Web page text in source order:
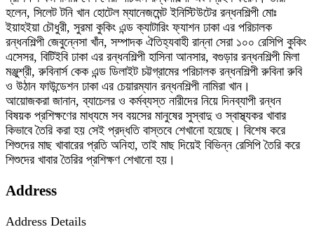
হলেন, সিলেট টনি খান হোটেল ম্যানেজমেন্ট ইনিস্টিউটের রন্ধনশিল্পী মোঃ
ইয়াহইয়া চৌধুরী, সুরমা কুকিং এন্ড ক্যাটারিং ফ্যাশন ঢাকা এর পরিচালক
রন্ধনশিল্পী জেবুন্নেসা খাঁন, সম্পাদক ঐতিহ্যবাহী রান্না সেরা ১০০ রেসিপি কুকিং
এসেসর, বিটিইবি ঢাকা এর রন্ধনশিল্পী হাসিনা আনসার, বগুড়ার রন্ধনশিল্পী মিলা
মঞ্জুশ্রী, রুবিনার্স কেক এন্ড ডিলাইট চট্টগ্রামের পরিচালক রন্ধনশিল্পী রুবিনা রুবি
ও উঠান ফাউন্ডেশন ঢাকা এর চেয়ারম্যান রন্ধনশিল্পী নামিরা খান।
আয়োজকরা জানান, ব্যাচেলর ও কর্মব্যস্ত নারীদের নিয়ে দিনব্যাপী রন্ধন
বিষয়ক প্রশিক্ষণের মাধ্যমে সব বয়সের মানুষের সুস্বাদু ও স্বাস্থ্যকর খাবার
কিভাবে তৈরি করা হয় সেই প্রদ্ধতি বাস্তবে শেখানো হয়েছে। বিশেষ করে
শিশুদের মাছ খাবারের প্রতি অনিহা, তাই মাছ দিয়েই বিভিন্ন রেসিপি তৈরি করে
শিশুদের খাবার তৈরির প্রশিক্ষণ শেখানো হয়।
Address
Address Details